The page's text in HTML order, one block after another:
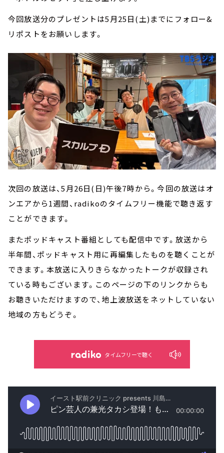
今回放送分のプレゼントは5月25日(土)までにフォロー&
リポストをお願いします。
次回の放送は、5月26日(日)午後7時から。今回の放送はオ
ンエアから1週間、radikoのタイムフリー機能で聴き返す
ことができます。
またポッドキャスト番組としても配信中です。放送から
半年間、ポッドキャスト用に再編集したものを聴くことが
できます。本放送に入りきらなかったトークが収録され
ている時もございます。このページの下のリンクからも
お聴きいただけますので、地上波放送をネットしていない
地域の方もどうぞ。
タイムフリーで聴く